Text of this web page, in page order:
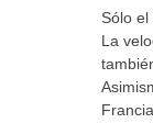
Sólo
La